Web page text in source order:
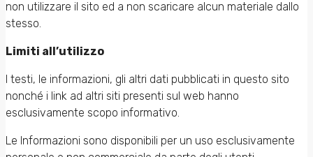
non utilizzare il sito ed a non scaricare alcun materiale dallo
stesso.
Limiti all’utilizzo
I testi, le informazioni, gli altri dati pubblicati in questo sito
nonché i link ad altri siti presenti sul web hanno
esclusivamente scopo informativo.
Le Informazioni sono disponibili per un uso esclusivamente